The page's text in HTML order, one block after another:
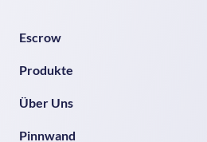
Escrow
Produkte
Über Uns
Pinnwand